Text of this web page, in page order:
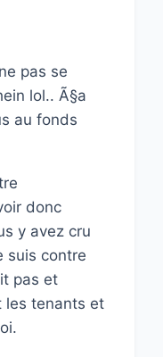
pas se
lol.. Ã§a
au fonds
donc
y avez cru
suis contre
pas et
les tenants et